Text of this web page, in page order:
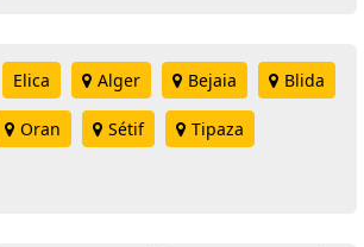
Elica Alger Bejaia Blida
Oran Sétif Tipaza